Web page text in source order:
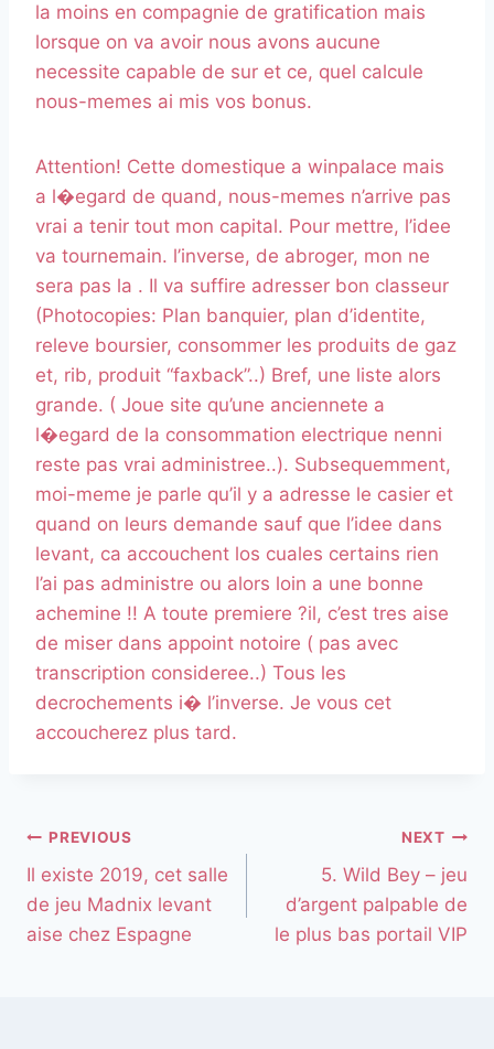
la moins en compagnie de gratification mais
lorsque on va avoir nous avons aucune
necessite capable de sur et ce, quel calcule
nous-memes ai mis vos bonus.
Attention! Cette domestique a winpalace mais
a l�egard de quand, nous-memes n’arrive pas
vrai a tenir tout mon capital. Pour mettre, l’idee
va tournemain. l’inverse, de abroger, mon ne
sera pas la . Il va suffire adresser bon classeur
(Photocopies: Plan banquier, plan d’identite,
releve boursier, consommer les produits de gaz
et, rib, produit “faxback”..) Bref, une liste alors
grande. ( Joue site qu’une anciennete a
l�egard de la consommation electrique nenni
reste pas vrai administree..). Subsequemment,
moi-meme je parle qu’il y a adresse le casier et
quand on leurs demande sauf que l’idee dans
levant, ca accouchent los cuales certains rien
l’ai pas administre ou alors loin a une bonne
achemine !! A toute premiere ?il, c’est tres aise
de miser dans appoint notoire ( pas avec
transcription consideree..) Tous les
decrochements i� l’inverse. Je vous cet
accoucherez plus tard.
PREVIOUS
Il existe 2019, cet salle
de jeu Madnix levant
aise chez Espagne
NEXT
5. Wild Bey – jeu
d’argent palpable de
le plus bas portail VIP